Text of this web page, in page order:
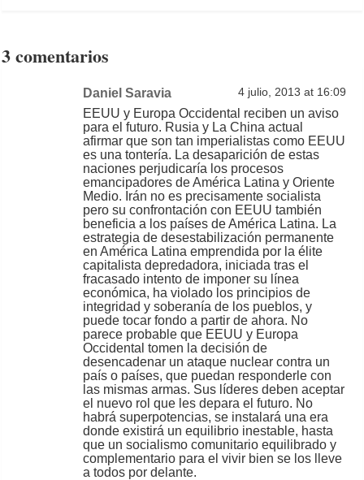
3 comentarios
Daniel Saravia 4 julio, 2013 at 16:09
EEUU y Europa Occidental reciben un aviso
para el futuro. Rusia y La China actual
afirmar que son tan imperialistas como EEUU
es una tontería. La desaparición de estas
naciones perjudicaría los procesos
emancipadores de América Latina y Oriente
Medio. Irán no es precisamente socialista
pero su confrontación con EEUU también
beneficia a los países de América Latina. La
estrategia de desestabilización permanente
en América Latina emprendida por la élite
capitalista depredadora, iniciada tras el
fracasado intento de imponer su línea
económica, ha violado los principios de
integridad y soberanía de los pueblos, y
puede tocar fondo a partir de ahora. No
parece probable que EEUU y Europa
Occidental tomen la decisión de
desencadenar un ataque nuclear contra un
país o países, que puedan responderle con
las mismas armas. Sus líderes deben aceptar
el nuevo rol que les depara el futuro. No
habrá superpotencias, se instalará una era
donde existirá un equilibrio inestable, hasta
que un socialismo comunitario equilibrado y
complementario para el vivir bien se los lleve
a todos por delante.